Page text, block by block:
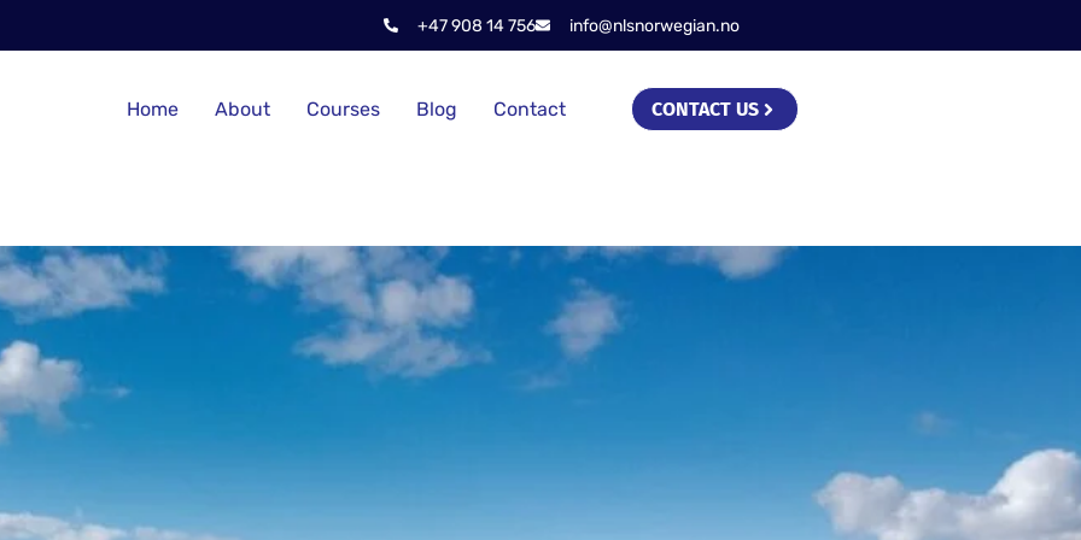
+47 908 14 756 info@nlsnorwegian.no
Home About Courses Blog Contact CONTACT US